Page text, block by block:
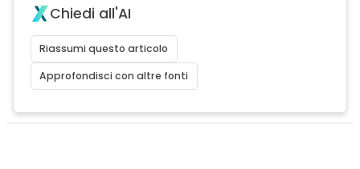
Chiedi all'AI
Riassumi questo articolo
Approfondisci con altre fonti